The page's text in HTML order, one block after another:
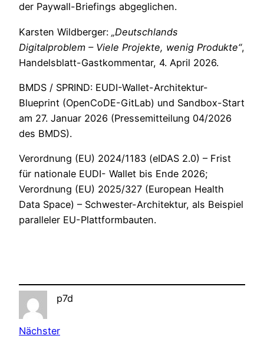
der Paywall-Briefings abgeglichen.
Karsten Wildberger: „Deutschlands
Digitalproblem – Viele Projekte, wenig Produkte“,
Handelsblatt-Gastkommentar, 4. April 2026.
BMDS / SPRIND: EUDI-Wallet-Architektur-
Blueprint (OpenCoDE-GitLab) und Sandbox-Start
am 27. Januar 2026 (Pressemitteilung 04/2026
des BMDS).
Verordnung (EU) 2024/1183 (eIDAS 2.0) – Frist
für nationale EUDI- Wallet bis Ende 2026;
Verordnung (EU) 2025/327 (European Health
Data Space) – Schwester-Architektur, als Beispiel
paralleler EU-Plattformbauten.
p7d
Nächster